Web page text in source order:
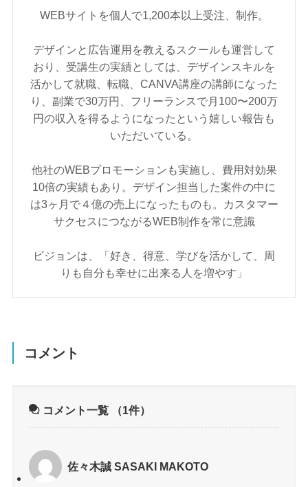
WEBサイトを個人で1,200本以上受注、制作。
デザインと広告運用を教えるスクールも運営して
おり、受講生の実績としては、デザインスキルを
活かして就職、転職、CANVA講座の講師になった
り、副業で30万円、フリーランスで月100〜200万
円の収入を得るようになったという嬉しい報告も
いただいている。
他社のWEBプロモーションも実施し、費用対効果
10倍の実績もあり。デザイン担当した案件の中に
は3ヶ月で４億の売上になったものも。カスタマー
サクセスにつながるWEB制作を常に意識
ビジョンは、「好き、得意、学びを活かして、周
りも自分も幸せに出来る人を増やす」
コメント
コメント一覧 （1件）
佐々木誠 SASAKI MAKOTO